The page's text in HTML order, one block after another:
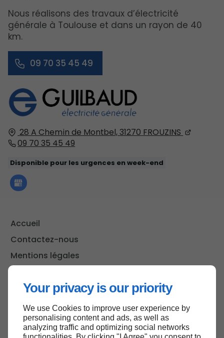
Your privacy is our priority
We use Cookies to improve user experience by
personalising content and ads, as well as
analyzing traffic and optimizing social networks
28 A Chemin de Montbel,31270 FROUZINS
09 70 35 45 49
Disponible pour les urgences en week-end
Accueil
Contactez-nous
Mentions légales
Nous réalisons des travaux d’électricité
générale à Toulouse et dans un rayon de 40
km.
09 70 35 45 49
Haut de page